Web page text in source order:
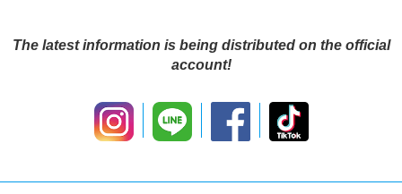
The latest information is being distributed on the official
account!